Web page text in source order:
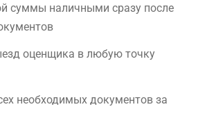
суммы наличными сразу после
оценщика в любую точку
необходимых документов за